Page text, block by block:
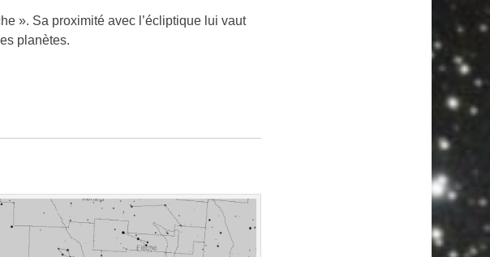
». Sa proximité avec l’écliptique lui vaut
planètes.